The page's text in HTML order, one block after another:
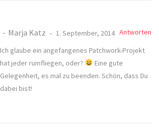
Marja Katz 1. September, 2014 Antworten
Ich glaube ein angefangenes Patchwork-Projekt
hat jeder rumfliegen, oder?
Eine gute
Gelegenheit, es mal zu beenden. Schön, dass Du
dabei bist!